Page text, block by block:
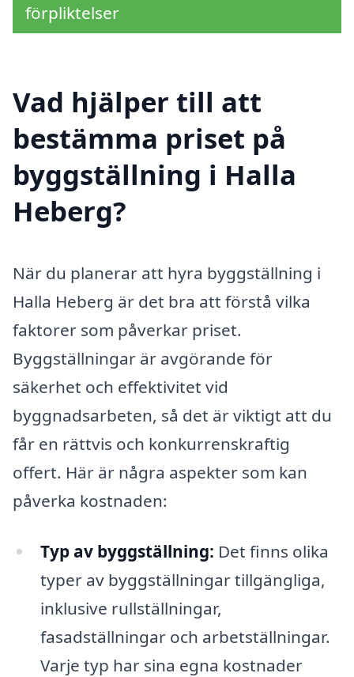
förpliktelser
Vad hjälper till att
bestämma priset på
byggställning i Halla
Heberg?
När du planerar att hyra byggställning i
Halla Heberg är det bra att förstå vilka
faktorer som påverkar priset.
Byggställningar är avgörande för
säkerhet och effektivitet vid
byggnadsarbeten, så det är viktigt att du
får en rättvis och konkurrenskraftig
offert. Här är några aspekter som kan
påverka kostnaden:
Typ av byggställning: Det finns olika
typer av byggställningar tillgängliga,
inklusive rullställningar,
fasadställningar och arbetställningar.
Varje typ har sina egna kostnader